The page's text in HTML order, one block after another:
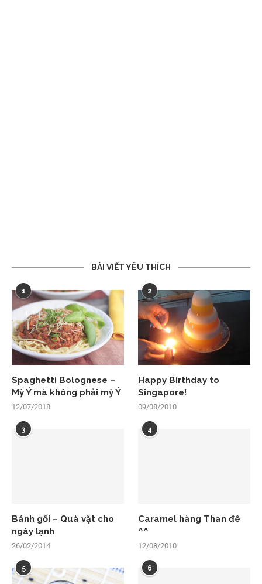
BÀI VIẾT YÊU THÍCH
1
Spaghetti Bolognese –
Mỳ Ý mà không phải mỳ Ý
12/07/2018
2
Happy Birthday to
Singapore!
09/08/2010
3
Bánh gối – Quà vặt cho
ngày lạnh
26/02/2014
4
Caramel hàng Than đê
^^
12/08/2010
5 6